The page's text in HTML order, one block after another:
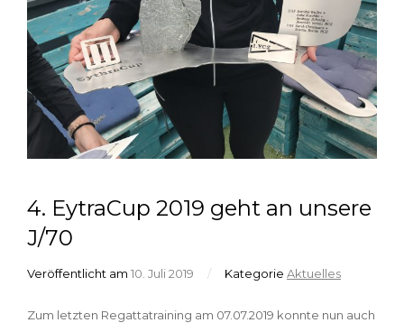
4. EytraCup 2019 geht an unsere
J/70
Veröffentlicht am 10. Juli 2019 / Kategorie Aktuelles
Zum letzten Regattatraining am 07.07.2019 konnte nun auch